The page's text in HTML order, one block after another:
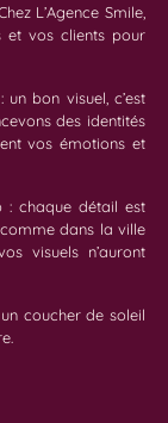
L’Agence Smile,
et vos clients pour
bon visuel, c’est
des identités
vos émotions et
: chaque détail est
dans la ville
visuels n’auront
coucher de soleil